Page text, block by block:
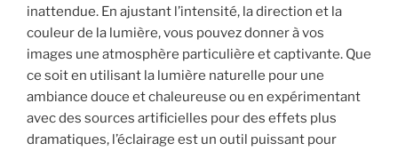
inattendue. En ajustant l’intensité, la direction et la
couleur de la lumière, vous pouvez donner à vos
images une atmosphère particulière et captivante. Que
ce soit en utilisant la lumière naturelle pour une
ambiance douce et chaleureuse ou en expérimentant
avec des sources artificielles pour des effets plus
dramatiques, l’éclairage est un outil puissant pour